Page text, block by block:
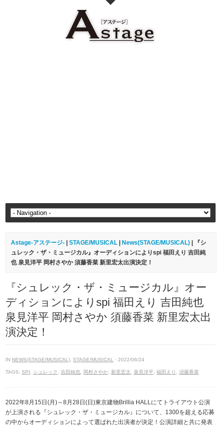
Astage-アステージ- |STAGE/MUSICAL News(STAGE/MUSICAL) | 『シ
ュレック・ザ・ミュージカル』オーディションによりspi 福田えり 吉田純
也 泉見洋平 岡村さやか 須藤香菜 新里宏太出演決定！
『シュレック・ザ・ミュージカル』オー
ディションによりspi 福田えり 吉田純也
泉見洋平 岡村さやか 須藤香菜 新里宏太出
演決定！
IN NEWS(STAGE/MUSICAL) ,STAGE/MUSICAL · 2022/06/24
TAGS:SPI シュレック ,吉田純也 岡村さやか 新里宏太 泉見洋平 ,福田えり ,須藤香菜
2022年8月15日(月)～8月28日(日)東京建物Brillia HALLにてトライアウト公演
が上演される『シュレック・ザ・ミュージカル』について、1300を超える応募
の中からオーディションによって選ばれた出演者が決定！公演詳細と共に発表